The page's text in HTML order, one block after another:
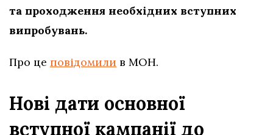
та проходження необхідних вступних
випробувань.
Про це повідомили в МОН.
Нові дати основної
вступної кампанії до